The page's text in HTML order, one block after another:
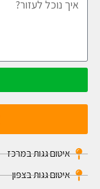
איטום גגות במרכז
איטום גגות בצפון